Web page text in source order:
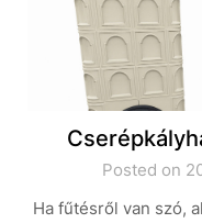
Posted on
Ha fűtésről van szó,